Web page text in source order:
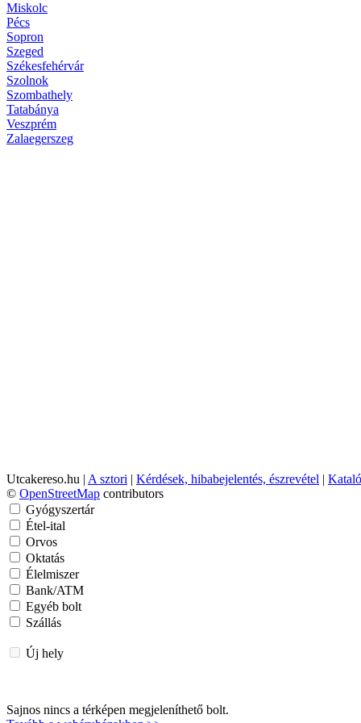
Miskolc
Pécs
Sopron
Szeged
Székesfehérvár
Szolnok
Szombathely
Tatabánya
Veszprém
Zalaegerszeg
Utcakereso.hu | A sztori | Kérdések, hibabejelentés, észrevétel |
© OpenStreetMap contributors
Gyógyszertár
Étel-ital
Orvos
Oktatás
Élelmiszer
Bank/ATM
Egyéb bolt
Szállás
Új hely
Sajnos nincs a térképen megjeleníthető bolt.